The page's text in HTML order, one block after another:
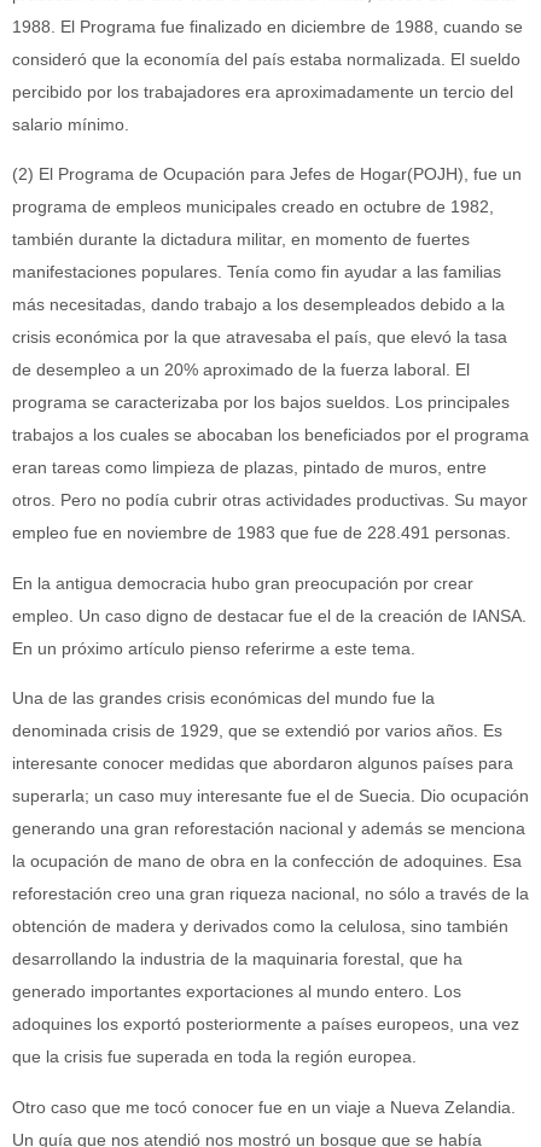
1988. El Programa fue finalizado en diciembre de 1988, cuando se
consideró que la economía del país estaba normalizada. El sueldo
percibido por los trabajadores era aproximadamente un tercio del
salario mínimo.
(2) El Programa de Ocupación para Jefes de Hogar(POJH), fue un
programa de empleos municipales creado en octubre de 1982,
también durante la dictadura militar, en momento de fuertes
manifestaciones populares. Tenía como fin ayudar a las familias
más necesitadas, dando trabajo a los desempleados debido a la
crisis económica por la que atravesaba el país, que elevó la tasa
de desempleo a un 20% aproximado de la fuerza laboral. El
programa se caracterizaba por los bajos sueldos. Los principales
trabajos a los cuales se abocaban los beneficiados por el programa
eran tareas como limpieza de plazas, pintado de muros, entre
otros. Pero no podía cubrir otras actividades productivas. Su mayor
empleo fue en noviembre de 1983 que fue de 228.491 personas.
En la antigua democracia hubo gran preocupación por crear
empleo. Un caso digno de destacar fue el de la creación de IANSA.
En un próximo artículo pienso referirme a este tema.
Una de las grandes crisis económicas del mundo fue la
denominada crisis de 1929, que se extendió por varios años. Es
interesante conocer medidas que abordaron algunos países para
superarla; un caso muy interesante fue el de Suecia. Dio ocupación
generando una gran reforestación nacional y además se menciona
la ocupación de mano de obra en la confección de adoquines. Esa
reforestación creo una gran riqueza nacional, no sólo a través de la
obtención de madera y derivados como la celulosa, sino también
desarrollando la industria de la maquinaria forestal, que ha
generado importantes exportaciones al mundo entero. Los
adoquines los exportó posteriormente a países europeos, una vez
que la crisis fue superada en toda la región europea.
Otro caso que me tocó conocer fue en un viaje a Nueva Zelandia.
Un guía que nos atendió nos mostró un bosque que se había